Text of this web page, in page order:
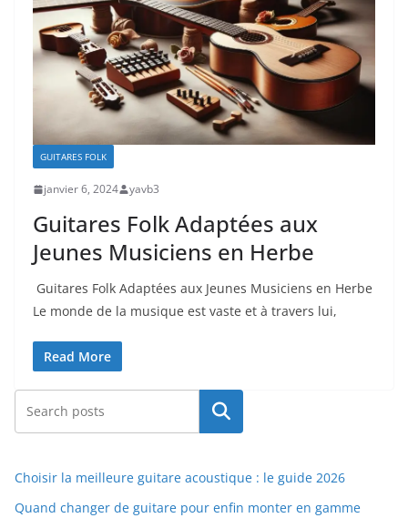
GUITARES FOLK
janvier 6, 2024 yavb3
Guitares Folk Adaptées aux
Jeunes Musiciens en Herbe
‍ Guitares Folk Adaptées aux Jeunes Musiciens en Herbe
Le monde de la musique est vaste et à travers lui,
Read More
Rechercher
Choisir la meilleure guitare acoustique : le guide 2026
Quand changer de guitare pour enfin monter en gamme